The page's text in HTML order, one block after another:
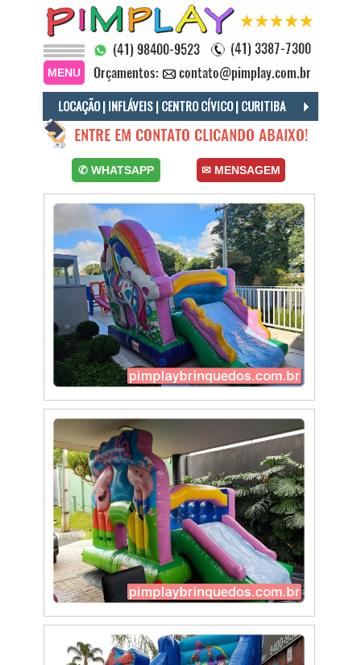
MENU
LOCAÇÃO | INFLÁVEIS | CENTRO CÍVICO | CURITIBA
Locação Infláveis Centro Cívico, Locação Brinquedos Infláveis Centro Cívico, Tobogã Inflável Centro Cívico, Locação Pula Pula Inflável Centro Cívico.
Locação Brinquedos Infláveis Curitiba, Locação Tobogã Inflável Curitiba, Locação Pula Pula Inflável Curitiba, Cama Elástica Curitiba.
✉ MENSAGEM
✆ WHATSAPP